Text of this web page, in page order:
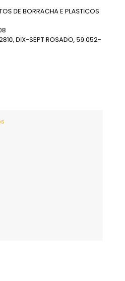
DE BORRACHA E PLASTICOS
DIX-SEPT ROSADO, 59.052-